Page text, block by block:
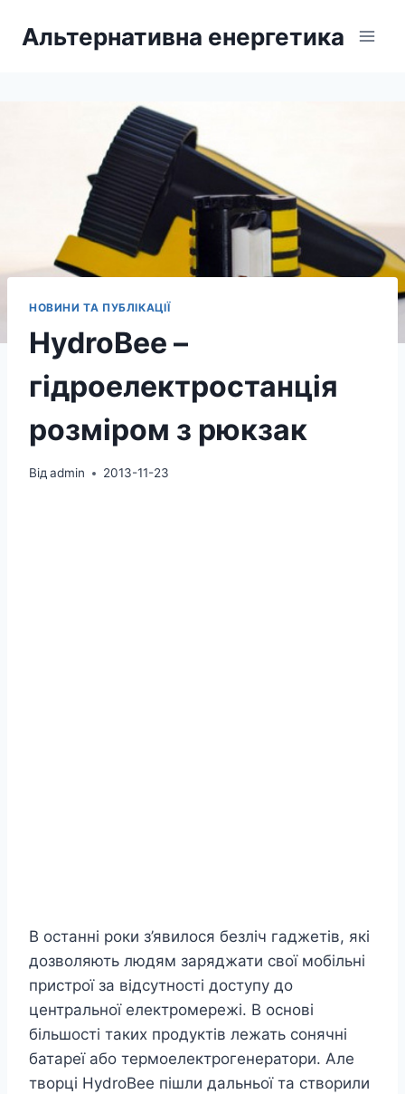
Альтернативна енергетика
НОВИНИ ТА ПУБЛІКАЦІЇ
HydroBee –
гідроелектростанція
розміром з рюкзак
Від admin 2013-11-23
В останні роки з’явилося безліч гаджетів, які
дозволяють людям заряджати свої мобільні
пристрої за відсутності доступу до
центральної електромережі. В основі
більшості таких продуктів лежать сонячні
батареї або термоелектрогенератори. Але
творці HydroBee пішли дальньої та створили